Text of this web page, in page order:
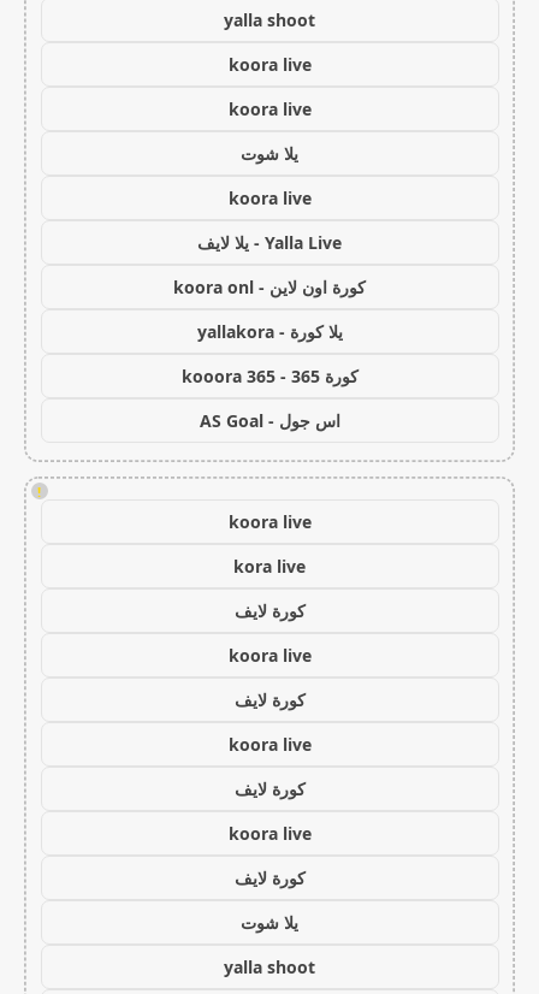
yalla shoot
koora live
koora live
يلا شوت
koora live
Yalla Live - يلا لايف
كورة اون لاين - koora onl
يلا كورة - yallakora
كورة 365 - kooora 365
اس جول - AS Goal
!
koora live
kora live
كورة لايف
koora live
كورة لايف
koora live
كورة لايف
koora live
كورة لايف
يلا شوت
yalla shoot